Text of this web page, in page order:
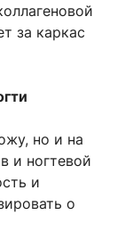
за каркас
но и на
и ногтевой
и
о